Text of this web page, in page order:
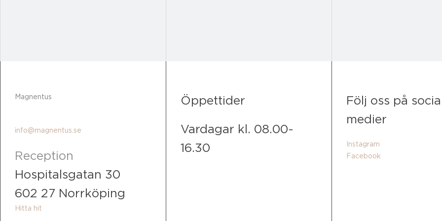
Magnentus
info@magnentus.se
Reception
Hospitalsgatan 30
602 27 Norrköping
Hitta hit
Öppettider
Vardagar kl. 08.00-
16.30
Följ oss på
medier
Instagram
Facebook